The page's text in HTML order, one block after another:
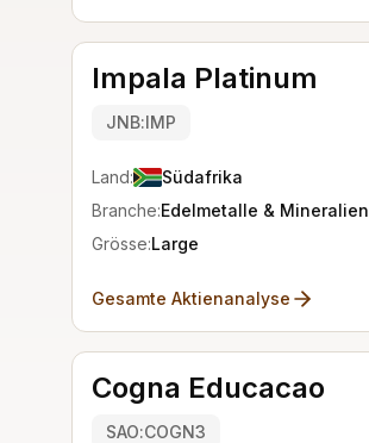
Impala Platinum
JNB:IMP
Land:
Südafrika
Branche:Edelmetalle & Mineralien
Grösse:Large
Gesamte Aktienanalyse
Cogna Educacao
SAO:COGN3